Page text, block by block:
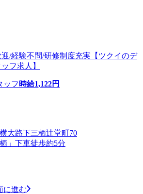
/経験不問/研修制度充実【ツクイのデ
フ求人】
ッフ 時給1,122円
大路下三栖辻堂町70
」下車徒歩約5分
に進む